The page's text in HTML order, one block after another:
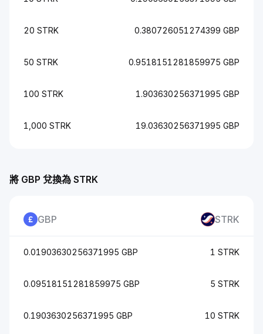
20 STRK 0.380726051274399 GBP
50 STRK 0.9518151281859975 GBP
100 STRK 1.903630256371995 GBP
1,000 STRK 19.03630256371995 GBP
將 GBP 兌換為 STRK
GBP STRK
0.01903630256371995 GBP 1 STRK
0.09518151281859975 GBP 5 STRK
0.1903630256371995 GBP 10 STRK